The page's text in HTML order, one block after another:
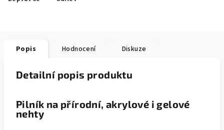
Popis Hodnocení Diskuze
Detailní popis produktu
Pilník na přírodní, akrylové i gelové
nehty